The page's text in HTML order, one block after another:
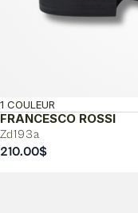
FRANCESCO ROSSI
Zd193a
1 COULEUR
210.00$